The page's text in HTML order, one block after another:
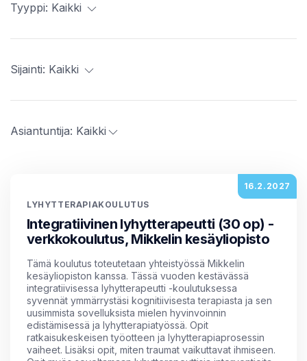
Tyyppi: Kaikki
Sijainti: Kaikki
Asiantuntija: Kaikki
16.2.2027
LYHYTTERAPIAKOULUTUS
Integratiivinen lyhytterapeutti (30 op) -
verkkokoulutus, Mikkelin kesäyliopisto
Tämä koulutus toteutetaan yhteistyössä Mikkelin
kesäyliopiston kanssa. Tässä vuoden kestävässä
integratiivisessa lyhytterapeutti -koulutuksessa
syvennät ymmärrystäsi kognitiivisesta terapiasta ja sen
uusimmista sovelluksista mielen hyvinvoinnin
edistämisessä ja lyhytterapiatyössä. Opit
ratkaisukeskeisen työotteen ja lyhytterapiaprosessin
vaiheet. Lisäksi opit, miten traumat vaikuttavat ihmiseen.